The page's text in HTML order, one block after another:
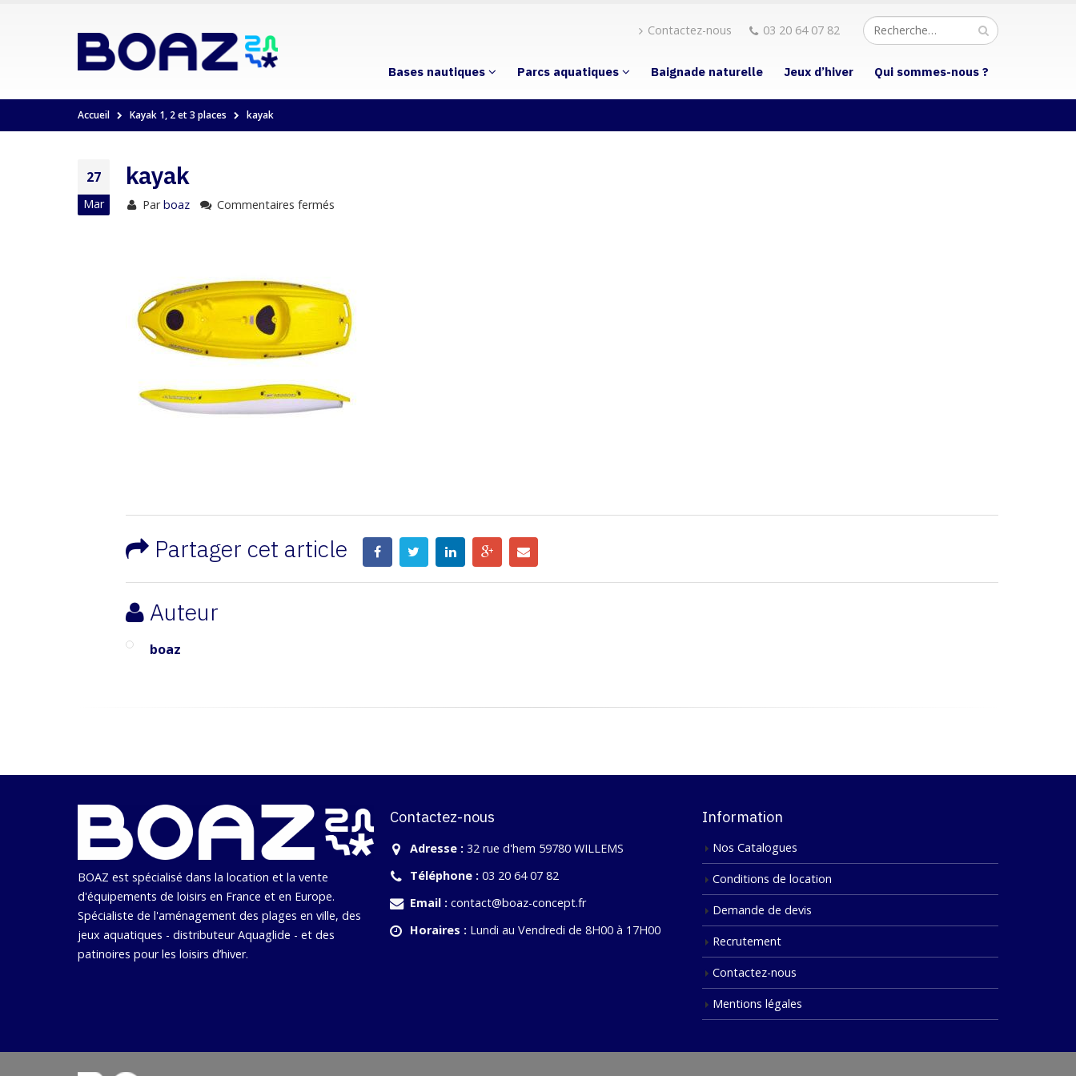
Contactez-nous 03 20 64 07 82
Bases nautiques Parcs aquatiques Baignade naturelle Jeux d’hiver Qui sommes-nous ?
Accueil Kayak 1, 2 et 3 places kayak
27
Mar
kayak
Parboaz Commentaires fermés
Partager cet article
Auteur
boaz
BOAZ est spécialisé dans la location et la vente
d'équipements de loisirs en France et en Europe.
Spécialiste de l'aménagement des plages en ville, des
jeux aquatiques - distributeur Aquaglide - et des
patinoires pour les loisirs d’hiver.
Contactez-nous
Adresse : 32 rue d'hem 59780 WILLEMS
Téléphone : 03 20 64 07 82
Email : contact@boaz-concept.fr
Horaires : Lundi au Vendredi de 8H00 à 17H00
Information
Nos Catalogues
Conditions de location
Demande de devis
Recrutement
Contactez-nous
Mentions légales